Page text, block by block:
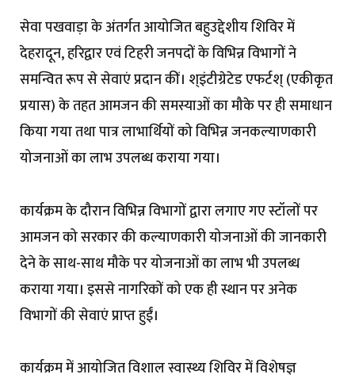
सेवा पखवाड़ा के अंतर्गत आयोजित बहुउद्देशीय शिविर में
देहरादून, हरिद्वार एवं टिहरी जनपदों के विभिन्न विभागों ने
समन्वित रूप से सेवाएं प्रदान कीं। श्इंटीग्रेटेड एफर्टश् (एकीकृत
प्रयास) के तहत आमजन की समस्याओं का मौके पर ही समाधान
किया गया तथा पात्र लाभार्थियों को विभिन्न जनकल्याणकारी
योजनाओं का लाभ उपलब्ध कराया गया।
कार्यक्रम के दौरान विभिन्न विभागों द्वारा लगाए गए स्टॉलों पर
आमजन को सरकार की कल्याणकारी योजनाओं की जानकारी
देने के साथ-साथ मौके पर योजनाओं का लाभ भी उपलब्ध
कराया गया। इससे नागरिकों को एक ही स्थान पर अनेक
विभागों की सेवाएं प्राप्त हुईं।
कार्यक्रम में आयोजित विशाल स्वास्थ्य शिविर में विशेषज्ञ